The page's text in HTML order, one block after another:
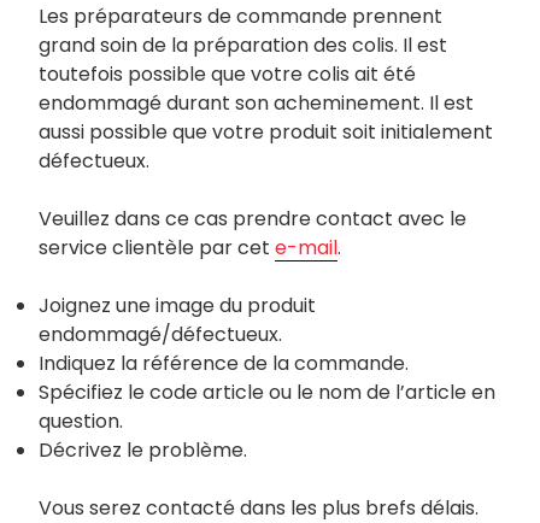
Les préparateurs de commande prennent
grand soin de la préparation des colis. Il est
toutefois possible que votre colis ait été
endommagé durant son acheminement. Il est
aussi possible que votre produit soit initialement
défectueux.
Veuillez dans ce cas prendre contact avec le
service clientèle par cet e-mail.
Joignez une image du produit
endommagé/défectueux.
Indiquez la référence de la commande.
Spécifiez le code article ou le nom de l’article en
question.
Décrivez le problème.
Vous serez contacté dans les plus brefs délais.